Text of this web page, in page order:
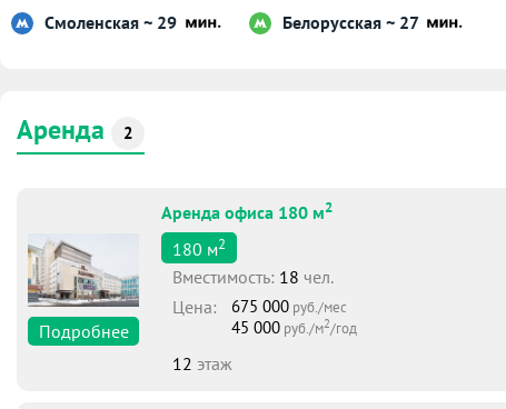
Смоленская ~ 29 Белорусская ~ 27
Аренда 2
Подробнее
Аренда офиса 180 м2
180 м2
Вместимоcть: 18 чел.
Цена:
675 000 руб./мес
45 000 руб./м2/год
12 этаж